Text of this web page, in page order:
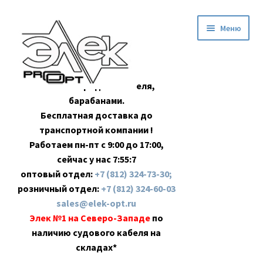
навигации
содержимому
Оптовая продажа кабеля,
барабанами.
Бесплатная доставка до
транспортной компании !
Работаем пн-пт с 9:00 до 17:00,
сейчас у нас 7:55:7
оптовый отдел: +7 (812) 324-73-30;
розничный отдел: +7 (812) 324-60-03
sales@elek-opt.ru
Элек №1 на Северо-Западе по
наличию судового кабеля на
складах*
Меню